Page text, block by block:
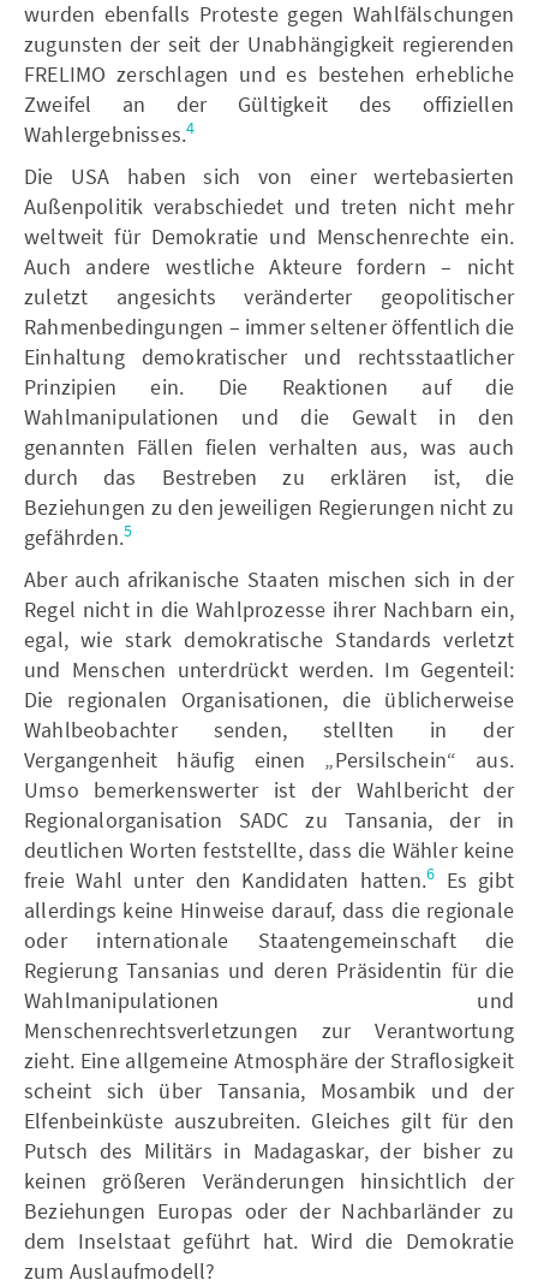
wurden ebenfalls Proteste gegen Wahlfälschungen
zugunsten der seit der Unabhängigkeit regierenden
FRELIMO zerschlagen und es bestehen erhebliche
Zweifel an der Gültigkeit des offiziellen
Wahlergebnisses.4
Die USA haben sich von einer wertebasierten
Außenpolitik verabschiedet und treten nicht mehr
weltweit für Demokratie und Menschenrechte ein.
Auch andere westliche Akteure fordern – nicht
zuletzt angesichts veränderter geopolitischer
Rahmenbedingungen – immer seltener öffentlich die
Einhaltung demokratischer und rechtsstaatlicher
Prinzipien ein. Die Reaktionen auf die
Wahlmanipulationen und die Gewalt in den
genannten Fällen fielen verhalten aus, was auch
durch das Bestreben zu erklären ist, die
Beziehungen zu den jeweiligen Regierungen nicht zu
gefährden.5
Aber auch afrikanische Staaten mischen sich in der
Regel nicht in die Wahlprozesse ihrer Nachbarn ein,
egal, wie stark demokratische Standards verletzt
und Menschen unterdrückt werden. Im Gegenteil:
Die regionalen Organisationen, die üblicherweise
Wahlbeobachter senden, stellten in der
Vergangenheit häufig einen „Persilschein“ aus.
Umso bemerkenswerter ist der Wahlbericht der
Regionalorganisation SADC zu Tansania, der in
deutlichen Worten feststellte, dass die Wähler keine
freie Wahl unter den Kandidaten hatten.6
Es gibt
allerdings keine Hinweise darauf, dass die regionale
oder internationale Staatengemeinschaft die
Regierung Tansanias und deren Präsidentin für die
Wahlmanipulationen und
Menschenrechtsverletzungen zur Verantwortung
zieht. Eine allgemeine Atmosphäre der Straflosigkeit
scheint sich über Tansania, Mosambik und der
Elfenbeinküste auszubreiten. Gleiches gilt für den
Putsch des Militärs in Madagaskar, der bisher zu
keinen größeren Veränderungen hinsichtlich der
Beziehungen Europas oder der Nachbarländer zu
dem Inselstaat geführt hat. Wird die Demokratie
zum Auslaufmodell?